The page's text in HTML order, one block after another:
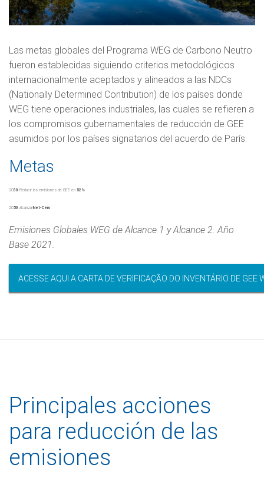
Las metas globales del Programa WEG de Carbono Neutro
fueron establecidas siguiendo criterios metodológicos
internacionalmente aceptados y alineados a las NDCs
(Nationally Determined Contribution) de los países donde
WEG tiene operaciones industriales, las cuales se refieren a
los compromisos gubernamentales de reducción de GEE
asumidos por los países signatarios del acuerdo de París.
Metas
2030 Reducir las emisiones de GEE en 52%
2050 alcanzarNet-Cero
Emisiones Globales WEG de Alcance 1 y Alcance 2. Año
Base 2021.
ACESSE AQUI A CARTA DE VERIFICAÇÃO DO INVENTÁRIO DE GEE
Principales acciones
para reducción de las
emisiones